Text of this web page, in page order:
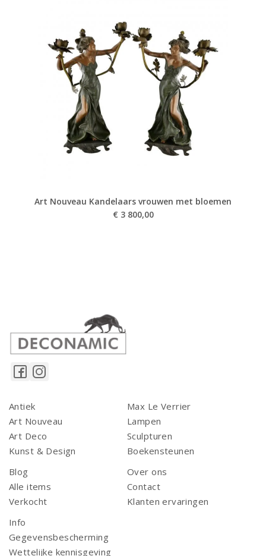
Art Nouveau Kandelaars vrouwen met bloemen
€ 3 800,00
Antiek
Art Nouveau
Art Deco
Kunst & Design
Max Le Verrier
Lampen
Sculpturen
Boekensteunen
Blog
Alle items
Verkocht
Over ons
Contact
Klanten ervaringen
Info
Gegevensbescherming
Wettelijke kennisgeving